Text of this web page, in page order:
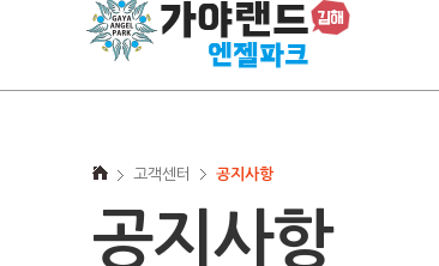
고객센터 공지사항
공지사항